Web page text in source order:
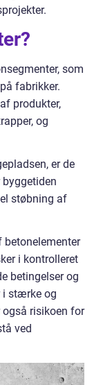
som
fabrikker.
produkter,
og
er de
støbning af
i kontrolleret
betingelser og
i stærke og
også risikoen for
ved